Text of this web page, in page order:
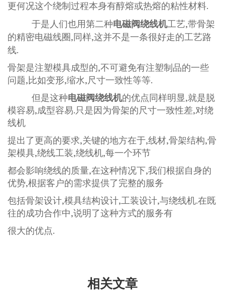
更何况这个绕制过程本身有醇熔或热熔的粘性材料.
于是人们也用第二种电磁阀绕线机工艺,带骨架
的精密电磁线圈,同样,这并不是一条很好走的工艺路
线.
骨架是注塑模具成型的,不可避免有注塑制品的一些
问题,比如变形,缩水,尺寸一致性等等.
但是这种电磁阀绕线机的优点同样明显,就是脱
模容易,成型容易.只是因为骨架的尺寸一致性差,对绕
线机
提出了更高的要求,关键的地方在于,线材,骨架结构,骨
架模具,绕线工装,绕线机,每一个环节
都会影响绕线的质量,在这种情况下,我们根据自身的
优势,根据客户的需求提供了完整的服务
包括骨架设计,模具结构设计,工装设计,与绕线机.在既
往的成功合作中,说明了这种方式的服务有
很大的优点.
相关文章